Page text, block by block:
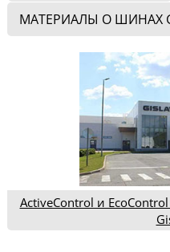
МАТЕРИАЛЫ О ШИНАХ
ActiveControl и